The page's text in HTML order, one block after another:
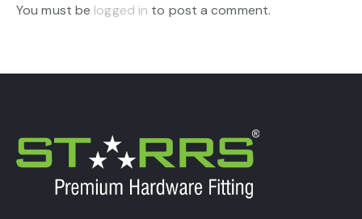
You must be logged in to post a comment.